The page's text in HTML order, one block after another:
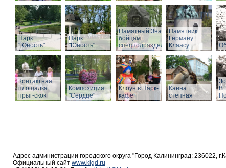
Парк
"Юность"
Парк
"Юность"
Памятный Знак
бойцам
спецподразделений
Памятник
Герману
Клаасу
Контактная
площадка
прыг-скок
Композиция
"Сердце"
Клоун в Парк-
кафе
Канна
степная
Адрес администрации городского округа "Город Калининград: 236022,
Официальный сайт www.klgd.ru